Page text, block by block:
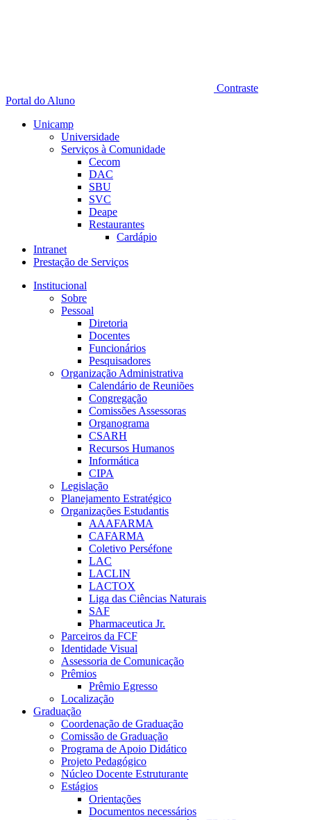
Contraste
Portal do Aluno
Unicamp
Universidade
Serviços à Comunidade
Cecom
DAC
SBU
SVC
Deape
Restaurantes
Cardápio
Intranet
Prestação de Serviços
Institucional
Sobre
Pessoal
Diretoria
Docentes
Funcionários
Pesquisadores
Organização Administrativa
Calendário de Reuniões
Congregação
Comissões Assessoras
Organograma
CSARH
Recursos Humanos
Informática
CIPA
Legislação
Planejamento Estratégico
Organizações Estudantis
AAAFARMA
CAFARMA
Coletivo Perséfone
LAC
LACLIN
LACTOX
Liga das Ciências Naturais
SAF
Pharmaceutica Jr.
Parceiros da FCF
Identidade Visual
Assessoria de Comunicação
Prêmios
Prêmio Egresso
Localização
Graduação
Coordenação de Graduação
Comissão de Graduação
Programa de Apoio Didático
Projeto Pedagógico
Núcleo Docente Estruturante
Estágios
Orientações
Documentos necessários